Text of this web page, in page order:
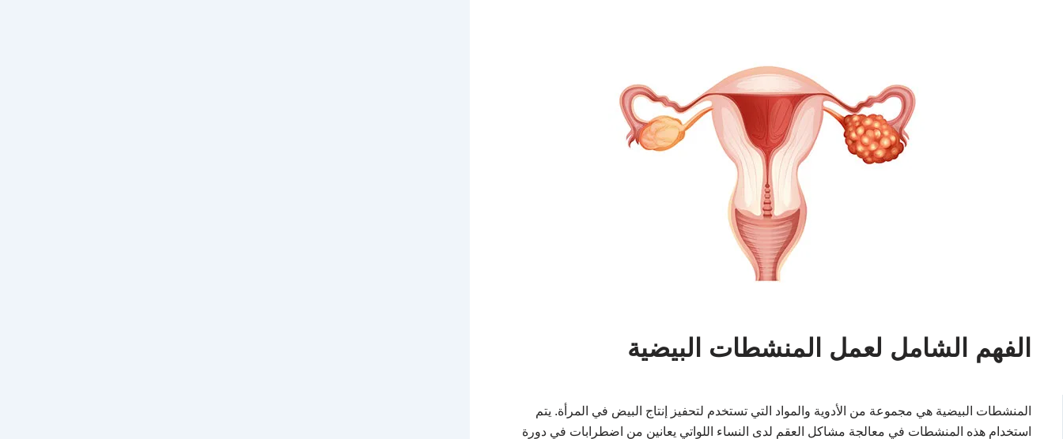
الفهم الشامل لعمل المنشطات البيضية
المنشطات البيضية هي مجموعة من الأدوية والمواد التي تستخدم لتحفيز إنتاج البيض في المرأة. يتم
استخدام هذه المنشطات في معالجة مشاكل العقم لدى النساء اللواتي يعانين من اضطرابات في دورة